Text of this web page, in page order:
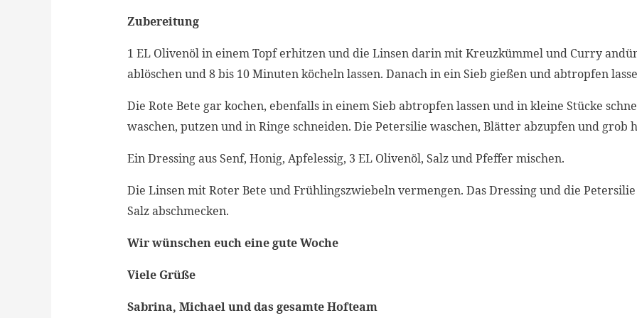
Zubereitung
1 EL Olivenöl in einem Topf erhitzen und die Linsen darin mit Kreuzkümmel und Curry
ablöschen und 8 bis 10 Minuten köcheln lassen. Danach in ein Sieb gießen und abtropfen
Die Rote Bete gar kochen, ebenfalls in einem Sieb abtropfen lassen und in kleine Stücke
waschen, putzen und in Ringe schneiden. Die Petersilie waschen, Blätter abzupfen und grob
Ein Dressing aus Senf, Honig, Apfelessig, 3 EL Olivenöl, Salz und Pfeffer mischen.
Die Linsen mit Roter Bete und Frühlingszwiebeln vermengen. Das Dressing und die
Salz abschmecken.
Wir wünschen euch eine gute Woche
Viele Grüße
Sabrina, Michael und das gesamte Hofteam